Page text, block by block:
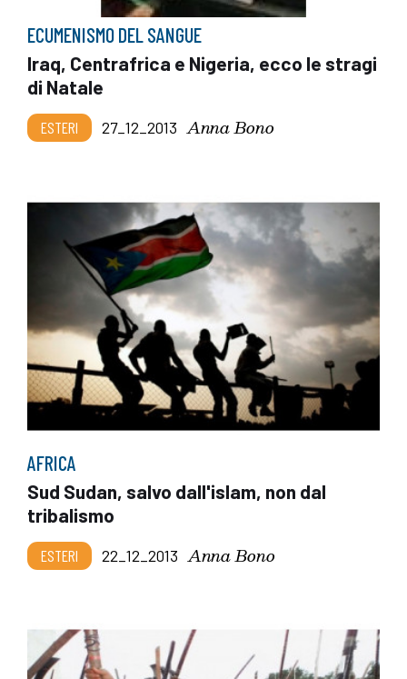
ECUMENISMO DEL SANGUE
Iraq, Centrafrica e Nigeria, ecco le stragi
di Natale
ESTERI 27_12_2013 Anna Bono
AFRICA
Sud Sudan, salvo dall'islam, non dal
tribalismo
ESTERI 22_12_2013 Anna Bono